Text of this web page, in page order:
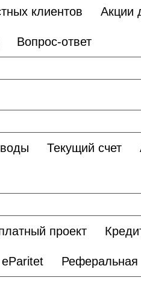
клиентов Акции
Вопрос-ответ
Текущий счет
проект
eParitet